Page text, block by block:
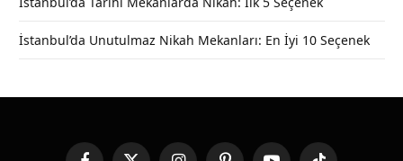
İstanbul’da Unutulmaz Nikah Mekanları: En İyi 10 Seçenek